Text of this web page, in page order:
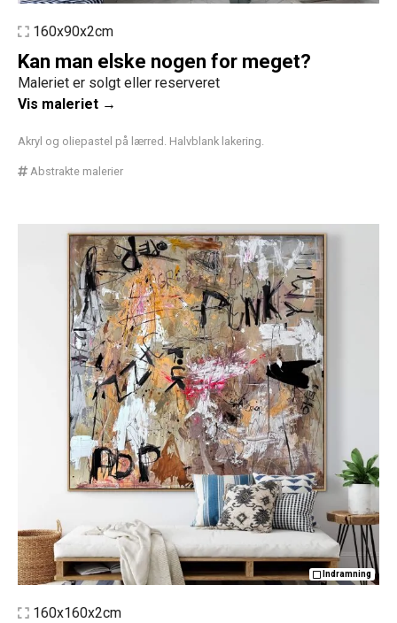
160x90x2cm
Kan man elske nogen for meget?
Maleriet er solgt eller reserveret
Vis maleriet →
Akryl og oliepastel på lærred. Halvblank lakering.
Abstrakte malerier
Indramning
160x160x2cm